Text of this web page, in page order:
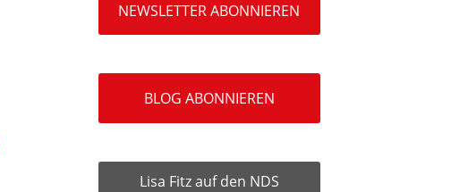
NEWSLETTER ABONNIEREN
BLOG ABONNIEREN
Lisa Fitz auf den NDS